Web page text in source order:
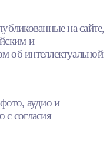
на сайте,
и
об интеллектуальной
аудио и
с согласия